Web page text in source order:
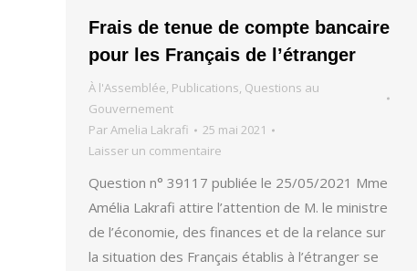
Frais de tenue de compte bancaire
pour les Français de l’étranger
À l'Assemblée, Publications, Questions au
Gouvernement
ParAmelia Lakrafi
25 mai 2021
Laisser un commentaire
Question n° 39117 publiée le 25/05/2021 Mme
Amélia Lakrafi attire l’attention de M. le ministre
de l’économie, des finances et de la relance sur
la situation des Français établis à l’étranger se